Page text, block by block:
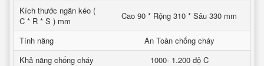
Kích thước ngăn kéo (
C * R * S ) mm
Cao 90 * Rộng 310 * Sâu 330 mm
Tính năng
An Toàn chống cháy
Khả năng chống cháy
1000- 1.200 độ C